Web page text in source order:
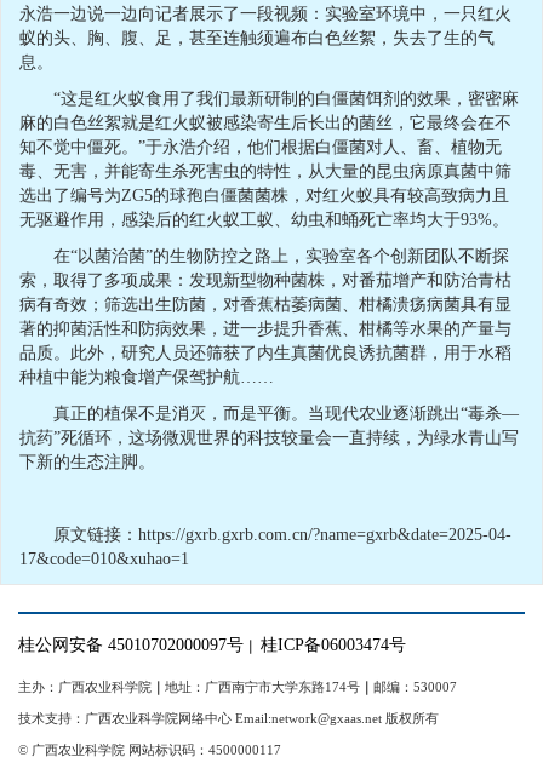
永浩一边说一边向记者展示了一段视频：实验室环境中，一只红火
蚁的头、胸、腹、足，甚至连触须遍布白色丝絮，失去了生的气
息。
“这是红火蚁食用了我们最新研制的白僵菌饵剂的效果，密密麻
麻的白色丝絮就是红火蚁被感染寄生后长出的菌丝，它最终会在不
知不觉中僵死。”于永浩介绍，他们根据白僵菌对人、畜、植物无
毒、无害，并能寄生杀死害虫的特性，从大量的昆虫病原真菌中筛
选出了编号为ZG5的球孢白僵菌菌株，对红火蚁具有较高致病力且
无驱避作用，感染后的红火蚁工蚁、幼虫和蛹死亡率均大于93%。
在“以菌治菌”的生物防控之路上，实验室各个创新团队不断探
索，取得了多项成果：发现新型物种菌株，对番茄增产和防治青枯
病有奇效；筛选出生防菌，对香蕉枯萎病菌、柑橘溃疡病菌具有显
著的抑菌活性和防病效果，进一步提升香蕉、柑橘等水果的产量与
品质。此外，研究人员还筛获了内生真菌优良诱抗菌群，用于水稻
种植中能为粮食增产保驾护航……
真正的植保不是消灭，而是平衡。当现代农业逐渐跳出“毒杀—
抗药”死循环，这场微观世界的科技较量会一直持续，为绿水青山写
下新的生态注脚。
原文链接：https://gxrb.gxrb.com.cn/?name=gxrb&date=2025-04-
17&code=010&xuhao=1
桂公网安备 45010702000097号 ｜ 桂ICP备06003474号
主办：广西农业科学院 ｜ 地址：广西南宁市大学东路174号 ｜ 邮编：530007
技术支持：广西农业科学院网络中心 Email:network@gxaas.net 版权所有
© 广西农业科学院 网站标识码：4500000117